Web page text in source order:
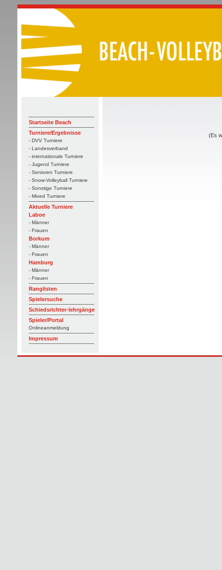
Startseite Beach
Turniere/Ergebnisse
- DVV Turniere
- Landesverband
- internationale Turniere
- Jugend Turniere
- Senioren Turniere
- Snow-Volleyball Turniere
- Sonstige Turniere
- Mixed Turniere
Aktuelle Turniere
Laboe
- Männer
- Frauen
Borkum
- Männer
- Frauen
Hamburg
- Männer
- Frauen
Ranglisten
Spielersuche
Schiedsrichter-lehrgänge
Spieler/Portal
Onlineanmeldung
Impressum
(Es